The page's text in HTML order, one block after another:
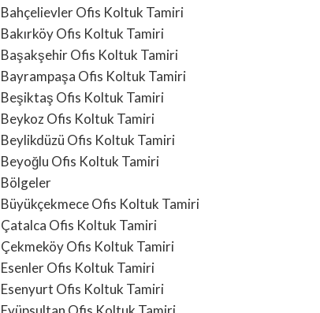
Bahçelievler Ofis Koltuk Tamiri
Bakırköy Ofis Koltuk Tamiri
Başakşehir Ofis Koltuk Tamiri
Bayrampaşa Ofis Koltuk Tamiri
Beşiktaş Ofis Koltuk Tamiri
Beykoz Ofis Koltuk Tamiri
Beylikdüzü Ofis Koltuk Tamiri
Beyoğlu Ofis Koltuk Tamiri
Bölgeler
Büyükçekmece Ofis Koltuk Tamiri
Çatalca Ofis Koltuk Tamiri
Çekmeköy Ofis Koltuk Tamiri
Esenler Ofis Koltuk Tamiri
Esenyurt Ofis Koltuk Tamiri